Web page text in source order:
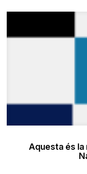
Aquesta és la